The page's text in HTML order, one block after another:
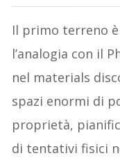
Il primo terreno
l’analogia con il
nel materials
spazi enormi di
proprietà,
di tentativi fisici